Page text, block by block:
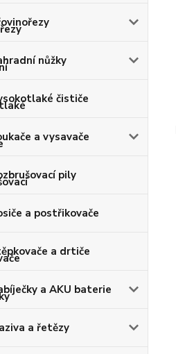
nůžky
čističe
a vysavače
pily
a postřikovače
a drtiče
a AKU baterie
a řetězy